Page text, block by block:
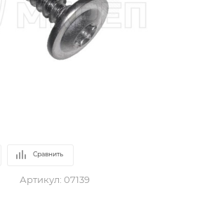
Сравнить
Артикул: 07139